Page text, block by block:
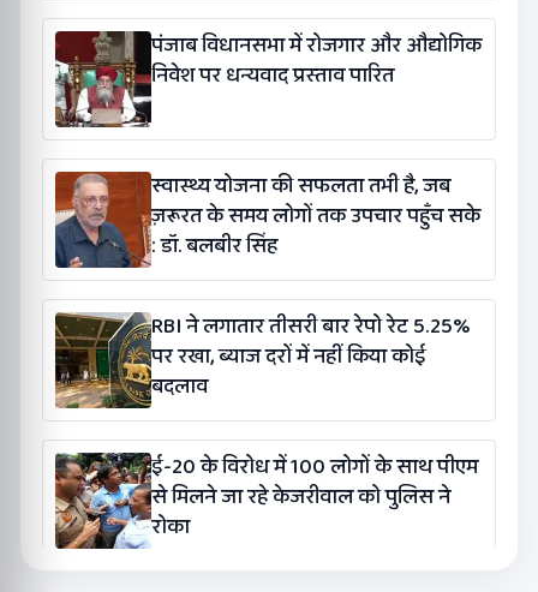
पंजाब विधानसभा में रोजगार और औद्योगिक
निवेश पर धन्यवाद प्रस्ताव पारित
स्वास्थ्य योजना की सफलता तभी है, जब
ज़रूरत के समय लोगों तक उपचार पहुँच सके
: डॉ. बलबीर सिंह
RBI ने लगातार तीसरी बार रेपो रेट 5.25%
पर रखा, ब्याज दरों में नहीं किया कोई
बदलाव
ई-20 के विरोध में 100 लोगों के साथ पीएम
से मिलने जा रहे केजरीवाल को पुलिस ने
रोका